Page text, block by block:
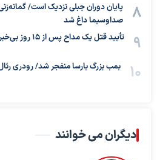
پایان دوران جبلی نزدیک است/
صداوسیما داغ شد
تأیید قتل یک مداح پس از ۱۵ روز بی‌خبری از او
بمب بزرگ بارسا منفجر شد/ رودری
دیگران می خوانند